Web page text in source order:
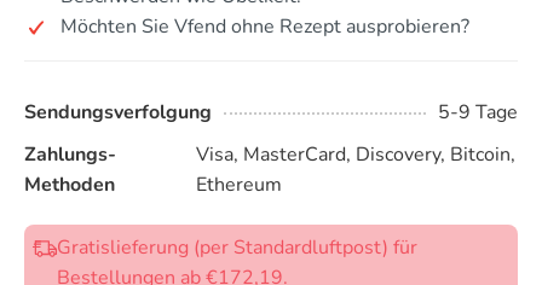
Möchten Sie Vfend ohne Rezept ausprobieren?
Sendungsverfolgung
5-9 Tage
Zahlungs-
Methoden
Visa, MasterCard, Discovery, Bitcoin,
Ethereum
Gratislieferung (per Standardluftpost) für
Bestellungen ab €172,19.